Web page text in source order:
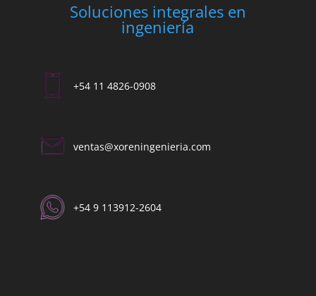
Soluciones integrales en
ingeniería
+54 11 4826-0908
ventas@xoreningenieria.com​
+54 9 113912-2604​